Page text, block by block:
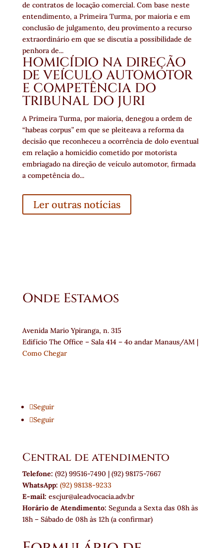
de contratos de locação comercial. Com base neste
entendimento, a Primeira Turma, por maioria e em
conclusão de julgamento, deu provimento a recurso
extraordinário em que se discutia a possibilidade de
penhora de...
HOMICÍDIO NA DIREÇÃO
DE VEÍCULO AUTOMOTOR
E COMPETÊNCIA DO
TRIBUNAL DO JURI
A Primeira Turma, por maioria, denegou a ordem de
“habeas corpus” em que se pleiteava a reforma da
decisão que reconheceu a ocorrência de dolo eventual
em relação a homicídio cometido por motorista
embriagado na direção de veículo automotor, firmada
a competência do...
Ler outras notícias
Onde Estamos
Avenida Mario Ypiranga, n. 315
Edifício The Office – Sala 414 – 4o andar Manaus/AM |
Como Chegar
Seguir
Seguir
Central de atendimento
Telefone: (92) 99516-7490 | (92) 98175-7667
WhatsApp: (92) 98138-9233
E-mail: escjur@aleadvocacia.adv.br
Horário de Atendimento: Segunda a Sexta das 08h às
18h – Sábado de 08h às 12h (a confirmar)